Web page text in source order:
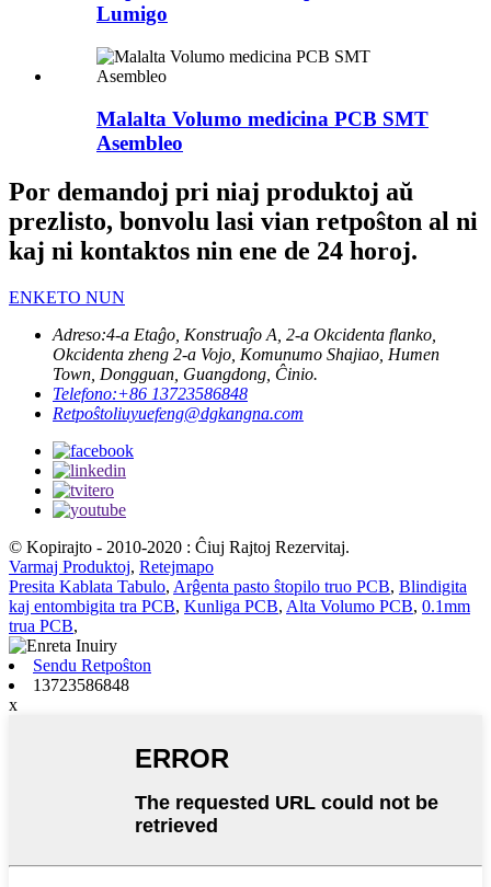
Lumigo
Malalta Volumo medicina PCB SMT
Asembleo
Por demandoj pri niaj produktoj aŭ
prezlisto, bonvolu lasi vian retpoŝton al ni
kaj ni kontaktos nin ene de 24 horoj.
ENKETO NUN
Adreso:4-a Etaĝo, Konstruaĵo A, 2-a Okcidenta flanko,
Okcidenta zheng 2-a Vojo, Komunumo Shajiao, Humen
Town, Dongguan, Guangdong, Ĉinio.
Telefono:+86 13723586848
Retpoŝtoliuyuefeng@dgkangna.com
© Kopirajto - 2010-2020 : Ĉiuj Rajtoj Rezervitaj.
Varmaj Produktoj, Retejmapo
Presita Kablata Tabulo, Arĝenta pasto ŝtopilo truo PCB, Blindigita
kaj entombigita tra PCB, Kunliga PCB, Alta Volumo PCB, 0.1mm
trua PCB,
Sendu Retpoŝton
13723586848
x